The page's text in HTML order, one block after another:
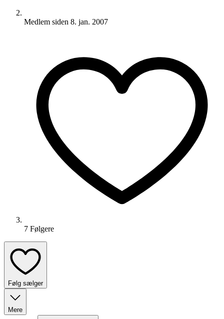
Medlem siden 8. jan. 2007
7 Følgere
Følg sælger
Mere